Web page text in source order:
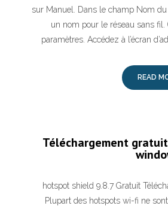
sur Manuel. Dans le champ Nom
un nom pour le réseau sans fil.
paramètres. Accédez à l’écran
READ
Téléchargement
hotspot shield 9.8.7 Gratuit
Plupart des hotspots wi-fi ne